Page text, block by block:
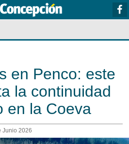
en Penco: este
la continuidad
en la Coeva
Junio 2026